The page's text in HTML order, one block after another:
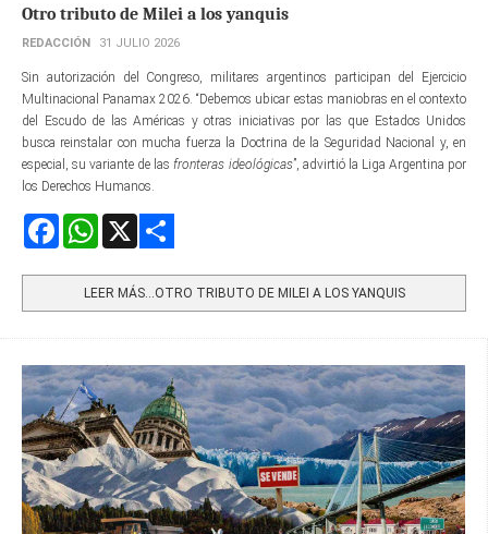
Otro tributo de Milei a los yanquis
REDACCIÓN 31 JULIO 2026
Sin autorización del Congreso, militares argentinos participan del Ejercicio
Multinacional Panamax 2026. “Debemos ubicar estas maniobras en el contexto
del Escudo de las Américas y otras iniciativas por las que Estados Unidos
busca reinstalar con mucha fuerza la Doctrina de la Seguridad Nacional y, en
especial, su variante de lasfronteras ideológicas”, advirtió la Liga Argentina por
los Derechos Humanos.
FacebookWhatsApp
LEER MÁS…OTRO TRIBUTO DE MILEI A LOS YANQUIS